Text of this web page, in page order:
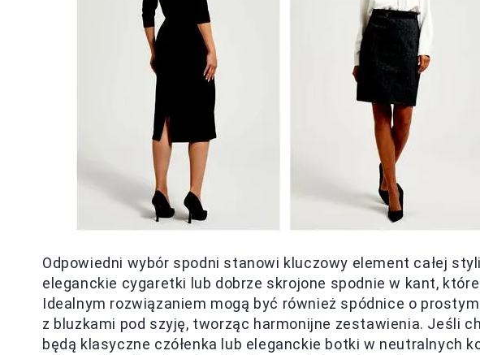
Odpowiedni wybór spodni stanowi kluczowy element całej
eleganckie cygaretki lub dobrze skrojone spodnie w kant,
Idealnym rozwiązaniem mogą być również spódnice o
z bluzkami pod szyję, tworząc harmonijne zestawienia. Jeśli
będą klasyczne czółenka lub eleganckie botki w neutralnych